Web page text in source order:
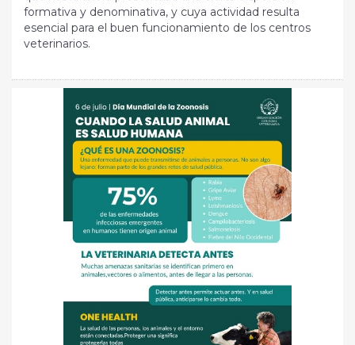
formativa y denominativa, y cuya actividad resulta
esencial para el buen funcionamiento de los centros
veterinarios.